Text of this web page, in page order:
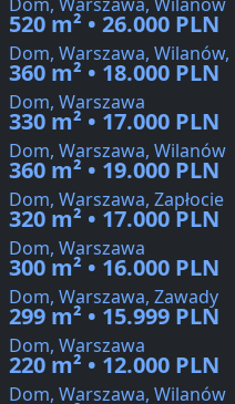
520 m² • 26.000 PLN
Dom, Warszawa,
360 m² • 18.000 PLN
Dom, Warszawa
330 m² • 17.000 PLN
Dom, Warszawa, Wilanów
360 m² • 19.000 PLN
Dom, Warszawa, Zapłocie
320 m² • 17.000 PLN
Dom, Warszawa
300 m² • 16.000 PLN
Dom, Warszawa, Zawady
299 m² • 15.999 PLN
Dom, Warszawa
220 m² • 12.000 PLN
Dom, Warszawa, Wilanów